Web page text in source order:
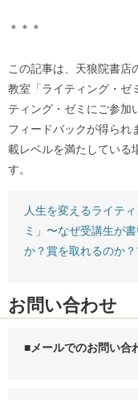
＊＊＊
この記事は、天狼院書店
教室「ライティング・ゼ
ティング・ゼミにご参加
フィードバックが得られ
載レベルを満たしている
す。
人生を変えるライテ
ミ」〜なぜ受講生が
か？賞を取れるのか
お問い合わせ
■メールでのお問い合